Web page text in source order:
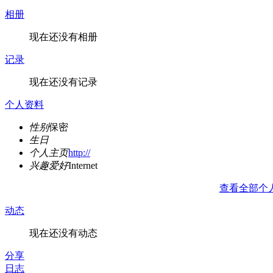
相册
现在还没有相册
记录
现在还没有记录
个人资料
性别保密
生日
个人主页http://
兴趣爱好Internet
查看全部个
动态
现在还没有动态
分享
日志